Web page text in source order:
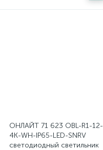
ОНЛАЙТ 71 623 OBL-R1-12-
4K-WH-IP65-LED-SNRV
светодиодный светильник